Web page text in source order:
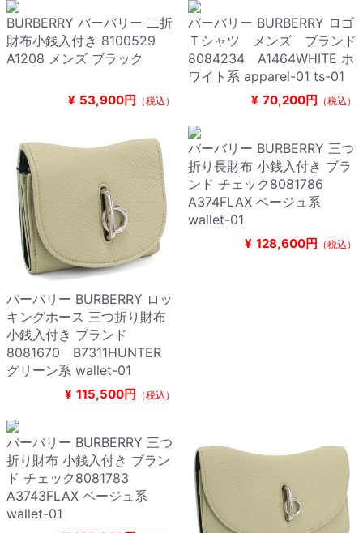
BURBERRY バーバリー 二折
財布小銭入付き 8100529
A1208 メンズ ブラック
¥ 53,900円 （税込）
バーバリー BURBERRY ロゴ
Ｔシャツ メンズ ブランド
8084234 A1464WHITE ホ
ワイト系 apparel-01 ts-01
¥ 70,200円 （税込）
バーバリー BURBERRY ロッ
キングホース 三つ折り財布
小銭入付き ブランド
8081670 B7311HUNTER
グリーン系 wallet-01
¥ 115,500円 （税込）
バーバリー BURBERRY 三つ
折り長財布 小銭入付き ブラ
ンド チェック8081786
A374FLAX ベージュ系
wallet-01
¥ 128,600円 （税込）
バーバリー BURBERRY 三つ
折り財布 小銭入付き ブラン
ド チェック8081783
A3743FLAX ベージュ系
wallet-01